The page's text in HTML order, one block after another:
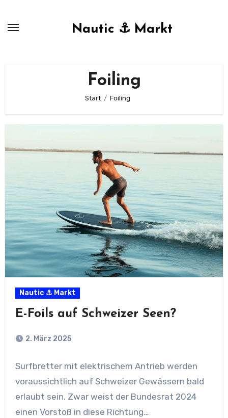
Nautic ⚓ Markt
Foiling
Start Foiling
Nautic ⚓ Markt
E-Foils auf Schweizer Seen?
2. März 2025
Surfbretter mit elektrischem Antrieb werden
voraussichtlich auf Schweizer Gewässern bald
erlaubt sein. Zwar weist der Bundesrat 2024
einen Vorstoß in diese Richtung…